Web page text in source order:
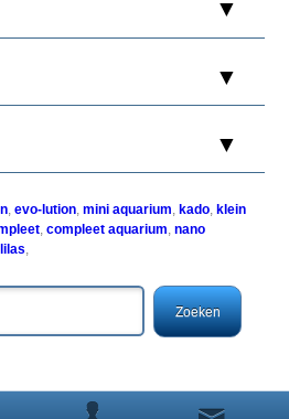
,evo-lution,mini aquarium, kado, klein
,compleet aquarium,nano
lilas,